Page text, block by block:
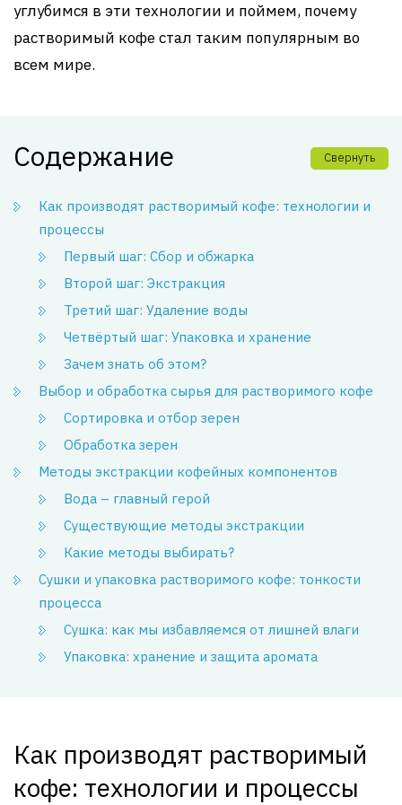
углубимся в эти технологии и поймем, почему
растворимый кофе стал таким популярным во
всем мире.
Содержание Свернуть
Как производят растворимый кофе: технологии и
процессы
Первый шаг: Сбор и обжарка
Второй шаг: Экстракция
Третий шаг: Удаление воды
Четвёртый шаг: Упаковка и хранение
Зачем знать об этом?
Выбор и обработка сырья для растворимого кофе
Сортировка и отбор зерен
Обработка зерен
Методы экстракции кофейных компонентов
Вода – главный герой
Существующие методы экстракции
Какие методы выбирать?
Сушки и упаковка растворимого кофе: тонкости
процесса
Сушка: как мы избавляемся от лишней влаги
Упаковка: хранение и защита аромата
Как производят растворимый
кофе: технологии и процессы